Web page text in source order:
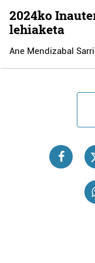
2024ko
lehiaketa
Ane Mendizabal